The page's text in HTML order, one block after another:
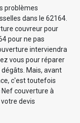
problèmes
dans le 62164.
couvreur pour
pour ne pas
interviendra
vous pour réparer
Mais, avant
c'est toutefois
couverture à
devis